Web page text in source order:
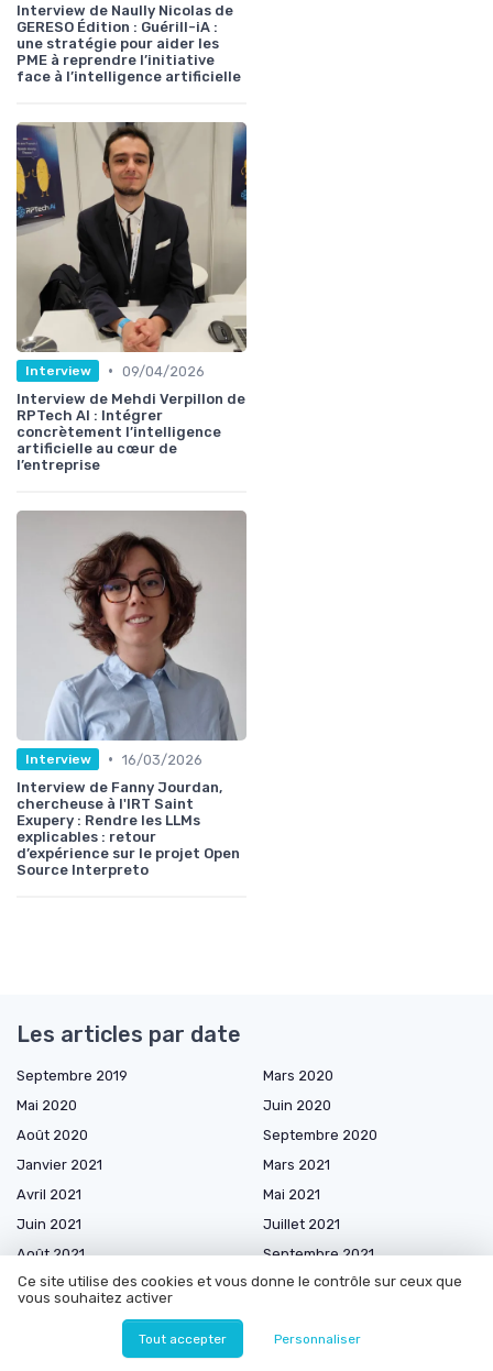
Interview de Naully Nicolas de
GERESO Édition : Guérill-iA :
une stratégie pour aider les
PME à reprendre l’initiative
face à l’intelligence artificielle
Interview • 09/04/2026
Interview de Mehdi Verpillon de
RPTech AI : Intégrer
concrètement l’intelligence
artificielle au cœur de
l’entreprise
Interview • 16/03/2026
Interview de Fanny Jourdan,
chercheuse à l'IRT Saint
Exupery : Rendre les LLMs
explicables : retour
d’expérience sur le projet Open
Source Interpreto
Les articles par date
Septembre 2019
Mars 2020
Mai 2020
Juin 2020
Août 2020
Septembre 2020
Janvier 2021
Mars 2021
Avril 2021
Mai 2021
Juin 2021
Juillet 2021
Août 2021
Septembre 2021
Décembre 2021
Mars 2022
Septembre 2022
Ce site utilise des cookies et vous donne le contrôle sur ceux que
vous souhaitez activer
Tout accepter Personnaliser